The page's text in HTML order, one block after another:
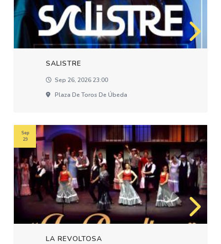
SALISTRE
Sep 26, 2026 23:00
Plaza De Toros De Úbeda
LA REVOLTOSA
Sep
29